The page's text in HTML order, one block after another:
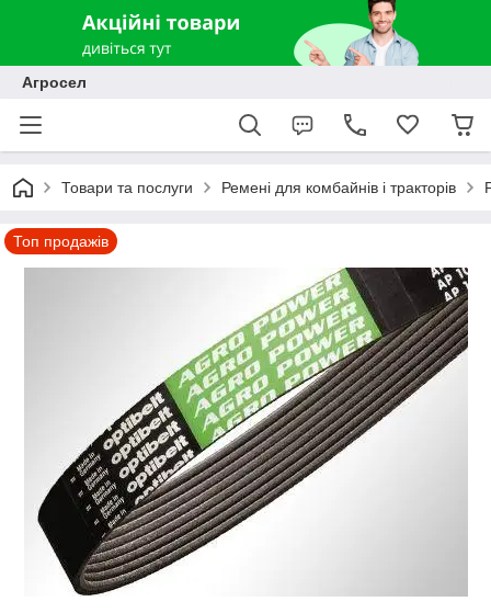
Агросел
Товари та послуги Ремені для комбайнів і тракторів
Топ продажів